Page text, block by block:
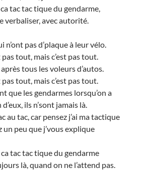
tac tac tique du gendarme,
verbaliser, avec autorité.
n’ont pas d’plaque à leur vélo.
pas tout, mais c’est pas tout.
tous les voleurs d’autos.
pas tout, mais c’est pas tout.
que les gendarmes lorsqu’on a
ils n’sont jamais là.
au tac, car pensez j’ai ma tactique
un peu que j’vous explique
ca tac tac tique du gendarme
là, quand on ne l’attend pas.